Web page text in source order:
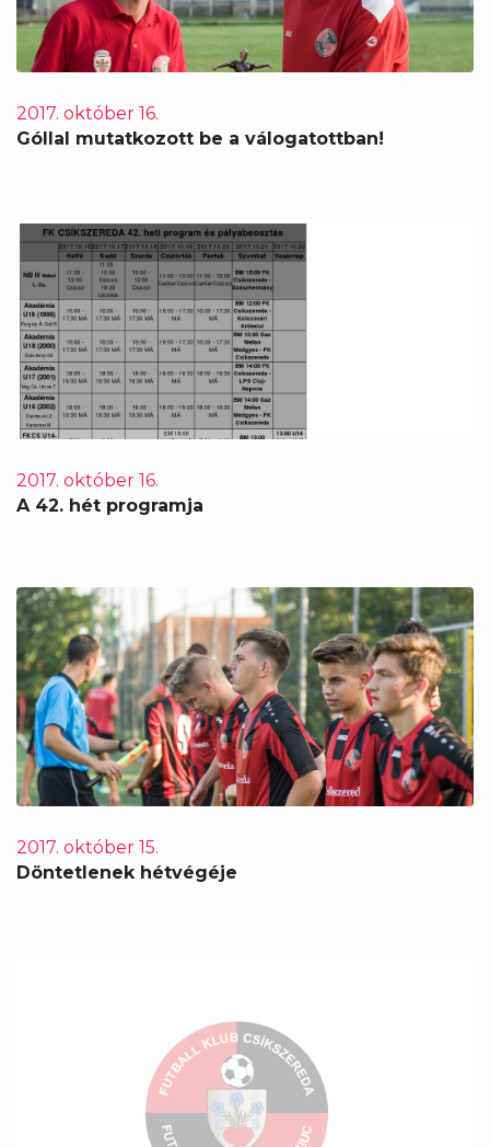
2017. október 16.
Góllal mutatkozott be a válogatottban!
2017. október 16.
A 42. hét programja
2017. október 15.
Döntetlenek hétvégéje